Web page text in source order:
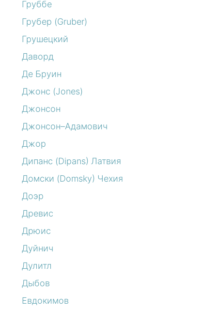
Груббе
Грубер (Gruber)
Грушецкий
Даворд
Де Бруин
Джонс (Jones)
Джонсон
Джонсон–Адамович
Джор
Дипанс (Dipans) Латвия
Домски (Domsky) Чехия
Доэр
Древис
Дрюис
Дуйнич
Дулитл
Дыбов
Евдокимов